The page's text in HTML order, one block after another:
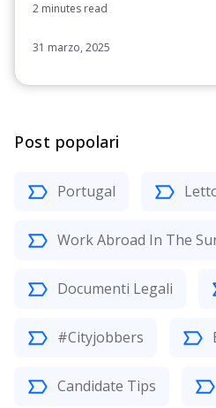
Post popolari
Portugal
Work Abroad In The
Documenti Legali
#Cityjobbers
Candidate Tips
2 minutes read
31 marzo, 2025